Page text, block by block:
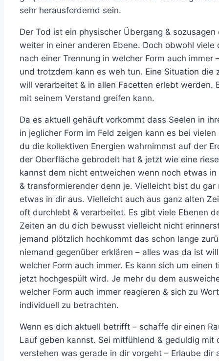
sehr herausfordernd sein.
Der Tod ist ein physischer Übergang &
weiter in einer anderen Ebene. Doch obwohl
nach einer Trennung in welcher Form auch
und trotzdem kann es weh tun. Eine Situation
will verarbeitet & in allen Facetten erlebt werden.
mit seinem Verstand greifen kann.
Da es aktuell gehäuft vorkommt dass Seelen in
in jeglicher Form im Feld zeigen kann es bei
du die kollektiven Energien wahrnimmst auf der
der Oberfläche gebrodelt hat & jetzt wie eine
kannst dem nicht entweichen wenn noch etwas
& transformierender denn je. Vielleicht bist du
etwas in dir aus. Vielleicht auch aus ganz alten
oft durchlebt & verarbeitet. Es gibt viele Ebenen
Zeiten an du dich bewusst vielleicht nicht
jemand plötzlich hochkommt das schon lange
niemand gegenüber erklären – alles was da ist
welcher Form auch immer. Es kann sich um
jetzt hochgespült wird. Je mehr du dem
welcher Form auch immer reagieren & sich zu
individuell zu betrachten.
Wenn es dich aktuell betrifft – schaffe dir einen
Lauf geben kannst. Sei mitfühlend & geduldig
verstehen was gerade in dir vorgeht – Erlaube